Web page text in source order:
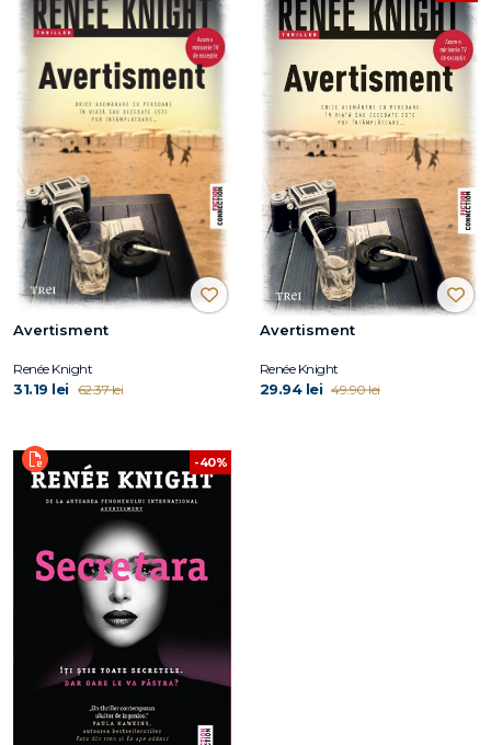
Avertisment
Renée Knight
31.19 lei 62.37 lei
Avertisment
Renée Knight
29.94 lei 49.90 lei
-40%